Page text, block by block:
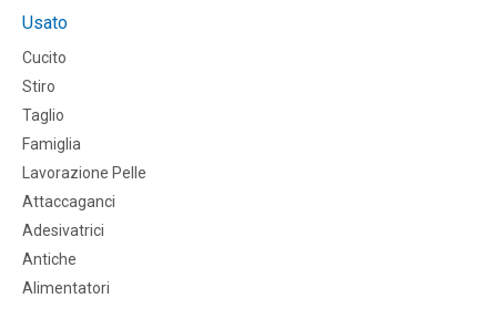
Usato
Cucito
Stiro
Taglio
Famiglia
Lavorazione Pelle
Attaccaganci
Adesivatrici
Antiche
Alimentatori